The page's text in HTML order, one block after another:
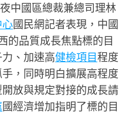
中國區總裁兼總司理林
國民網記者表現，中國
的品質成長焦點標的目
、加速高健檢項目程度
，同時明白擴展高程度
放與規定對接的成長請
國經濟增加指明了標的目